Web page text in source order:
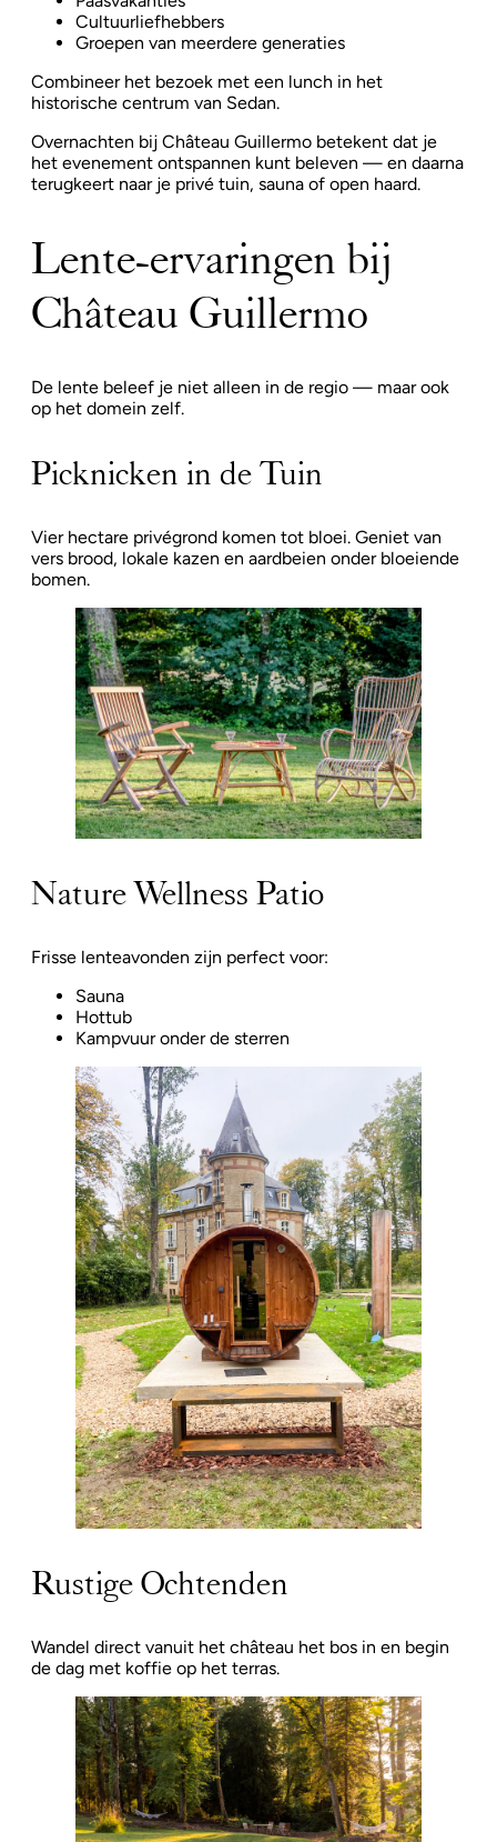
Cultuurliefhebbers
Groepen van meerdere generaties
Combineer het bezoek met een lunch in het
historische centrum van Sedan.
Overnachten bij Château Guillermo betekent dat je
het evenement ontspannen kunt beleven — en daarna
terugkeert naar je privé tuin, sauna of open haard.
Lente-ervaringen bij
Château Guillermo
De lente beleef je niet alleen in de regio — maar ook
op het domein zelf.
Picknicken in de Tuin
Vier hectare privégrond komen tot bloei. Geniet van
vers brood, lokale kazen en aardbeien onder bloeiende
bomen.
Nature Wellness Patio
Frisse lenteavonden zijn perfect voor:
Sauna
Hottub
Kampvuur onder de sterren
Rustige Ochtenden
Wandel direct vanuit het château het bos in en begin
de dag met koffie op het terras.